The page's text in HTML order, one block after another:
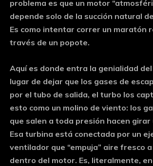
problema es que un motor
depende solo de la succión natural
Es como intentar correr un maratón
través de un popote.
Aquí es donde entra la genialidad del
lugar de dejar que los gases de
por el tubo de salida, el turbo los
esto como un molino de viento: los
que salen a toda presión hacen girar
Esa turbina está conectada por un
ventilador que “empuja” aire fresco
dentro del motor. Es, literalmente,